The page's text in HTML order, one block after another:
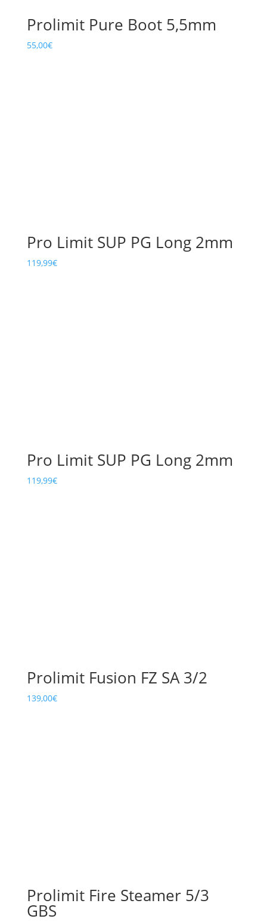
Prolimit Pure Boot 5,5mm
55,00€
Pro Limit SUP PG Long 2mm
119,99€
Pro Limit SUP PG Long 2mm
119,99€
Prolimit Fusion FZ SA 3/2
139,00€
Prolimit Fire Steamer 5/3
GBS